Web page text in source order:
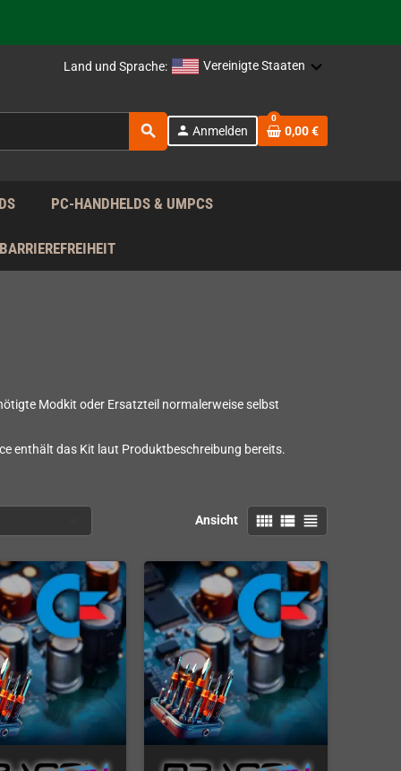
Land und Sprache: Vereinigte Staaten
search person Anmelden
0
0,00 €
PC-HANDHELDS & UMPCS
BARRIEREFREIHEIT
Modkit oder Ersatzteil normalerweise selbst
enthält das Kit laut Produktbeschreibung bereits.
Ansicht view_comfy view_list view_headline